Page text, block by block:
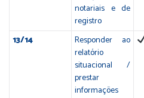
notariais e de
registro
13/14
Responder ao
relatório
situacional /
prestar
informações